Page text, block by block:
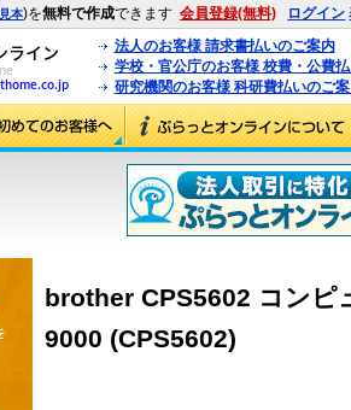
見本)を無料で作成できます 会員登録(無料) ログイン
法人のお客様 請求書払いのご案内
学校・官公庁のお客様 校費・公費
研究機関のお客様 科研費払いのご
brother CPS5602 コンピ
9000 (CPS5602)